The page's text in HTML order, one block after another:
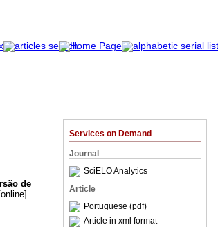
Services on Demand
Journal
SciELO Analytics
Article
Portuguese (pdf)
Article in xml format
de
[online].